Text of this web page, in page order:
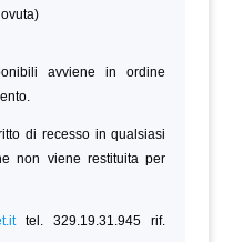
avviene in ordine
di recesso in qualsiasi
non viene restituita per
tel. 329.19.31.945 rif.